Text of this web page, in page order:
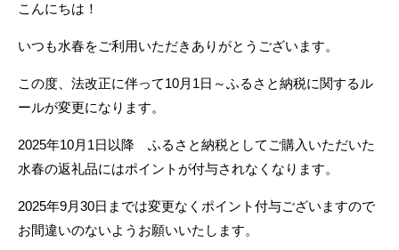
こんにちは！
いつも水春をご利用いただきありがとうございます。
この度、法改正に伴って10月1日～ふるさと納税に関するル
ールが変更になります。
2025年10月1日以降 ふるさと納税としてご購入いただいた
水春の返礼品にはポイントが付与されなくなります。
2025年9月30日までは変更なくポイント付与ございますので
お間違いのないようお願いいたします。